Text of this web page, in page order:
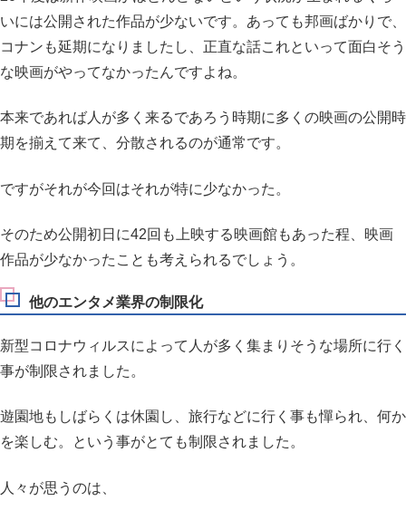
いには公開された作品が少ないです。あっても邦画ばかりで、
コナンも延期になりましたし、正直な話これといって面白そう
な映画がやってなかったんですよね。
本来であれば人が多く来るであろう時期に多くの映画の公開時
期を揃えて来て、分散されるのが通常です。
ですがそれが今回はそれが特に少なかった。
そのため公開初日に42回も上映する映画館もあった程、映画
作品が少なかったことも考えられるでしょう。
他のエンタメ業界の制限化
新型コロナウィルスによって人が多く集まりそうな場所に行く
事が制限されました。
遊園地もしばらくは休園し、旅行などに行く事も憚られ、何か
を楽しむ。という事がとても制限されました。
人々が思うのは、